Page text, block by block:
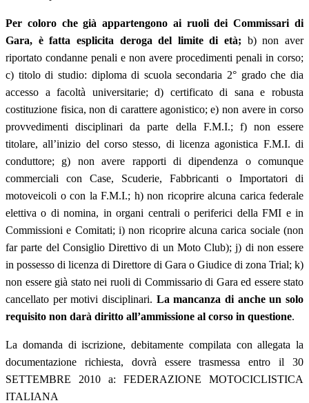
Per coloro che già appartengono ai ruoli dei Commissari di
Gara, è fatta esplicita deroga del limite di età; b) non aver
riportato condanne penali e non avere procedimenti penali in corso;
c) titolo di studio: diploma di scuola secondaria 2° grado che dia
accesso a facoltà universitarie; d) certificato di sana e robusta
costituzione fisica, non di carattere agonistico; e) non avere in corso
provvedimenti disciplinari da parte della F.M.I.; f) non essere
titolare, all’inizio del corso stesso, di licenza agonistica F.M.I. di
conduttore; g) non avere rapporti di dipendenza o comunque
commerciali con Case, Scuderie, Fabbricanti o Importatori di
motoveicoli o con la F.M.I.; h) non ricoprire alcuna carica federale
elettiva o di nomina, in organi centrali o periferici della FMI e in
Commissioni e Comitati; i) non ricoprire alcuna carica sociale (non
far parte del Consiglio Direttivo di un Moto Club); j) di non essere
in possesso di licenza di Direttore di Gara o Giudice di zona Trial; k)
non essere già stato nei ruoli di Commissario di Gara ed essere stato
cancellato per motivi disciplinari. La mancanza di anche un solo
requisito non darà diritto all’ammissione al corso in questione.
La domanda di iscrizione, debitamente compilata con allegata la
documentazione richiesta, dovrà essere trasmessa entro il 30
SETTEMBRE 2010 a: FEDERAZIONE MOTOCICLISTICA
ITALIANA